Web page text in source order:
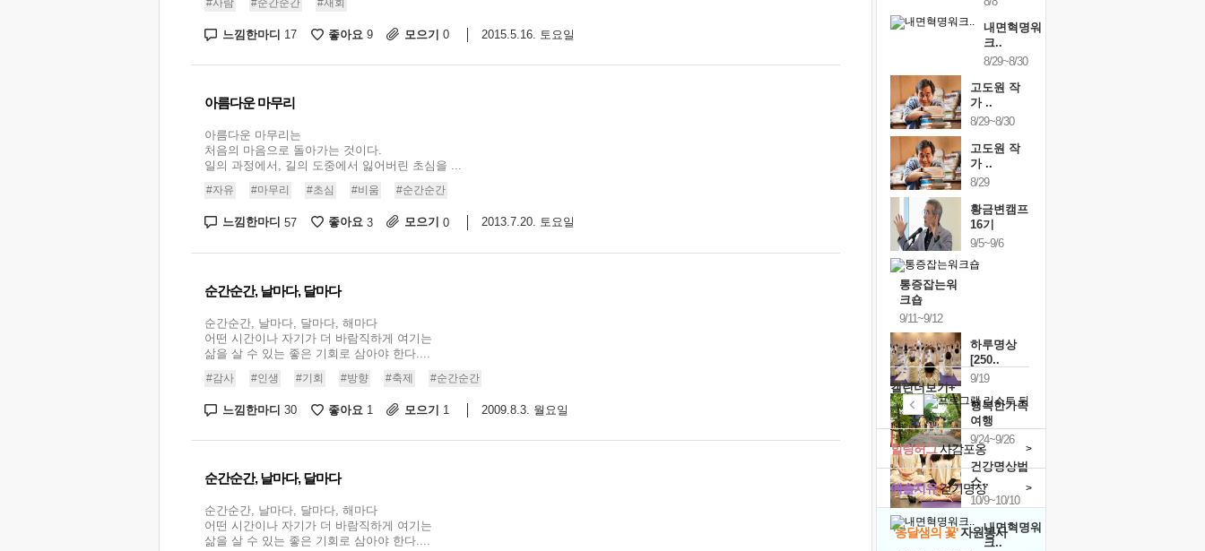
#사람 #순간순간 #재회
느낌한마디 17 좋아요 9 모으기 0 2015.5.16. 토요일
아름다운 마무리
아름다운 마무리는
처음의 마음으로 돌아가는 것이다.
일의 과정에서, 길의 도중에서 잃어버린 초심을 ...
#자유 #마무리 #초심 #비움 #순간순간
느낌한마디 57 좋아요 3 모으기 0 2013.7.20. 토요일
순간순간, 날마다, 달마다
순간순간, 날마다, 달마다, 해마다
어떤 시간이나 자기가 더 바람직하게 여기는
삶을 살 수 있는 좋은 기회로 삼아야 한다....
#감사 #인생 #기회 #방향 #축제 #순간순간
느낌한마디 30 좋아요 1 모으기 1 2009.8.3. 월요일
순간순간, 날마다, 달마다
순간순간, 날마다, 달마다, 해마다
어떤 시간이나 자기가 더 바람직하게 여기는
삶을 살 수 있는 좋은 기회로 삼아야 한다....
내면혁명워
크..
8/29~8/30
고도원 작
가 ..
8/29~8/30
고도원 작
가 ..
8/29
황금변캠프
16기
9/5~9/6
통증잡는워
크숍
9/11~9/12
하루명상
[250..
9/19
행복한가족
여행
9/24~9/26
건강명상법
스..
10/9~10/10
내면혁명워
크..
캘린더보기+
예술치유걷기명상 >
힐링허그사감포옹 >
'옹달샘의 꽃'자원봉사